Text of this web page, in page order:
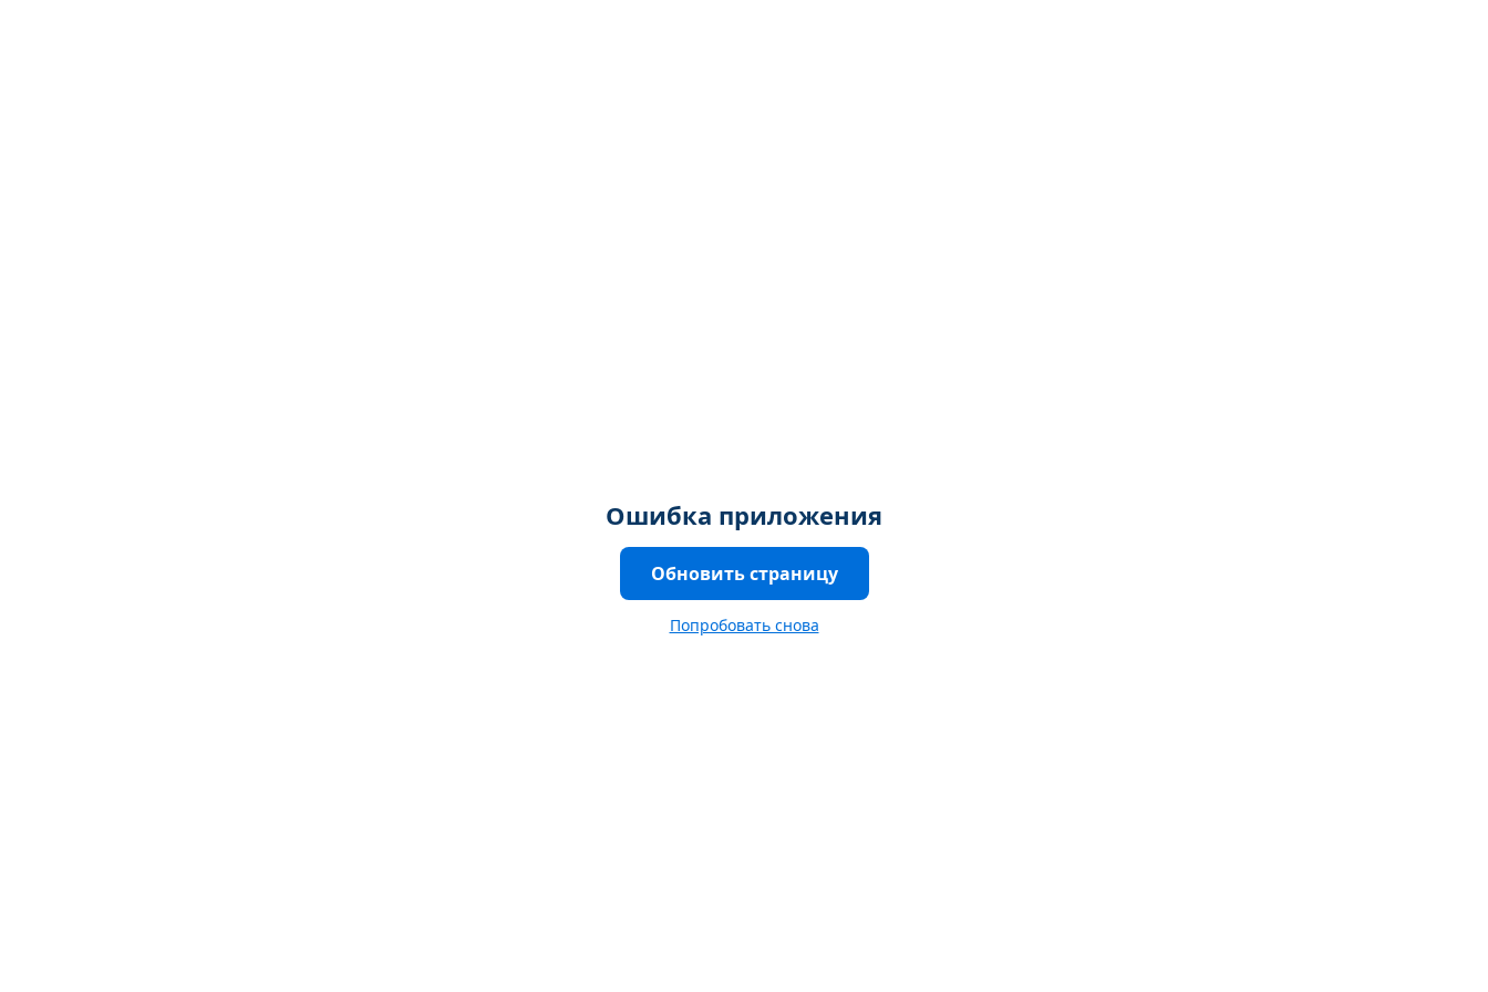
Ошибка приложения
Обновить страницу
Попробовать снова